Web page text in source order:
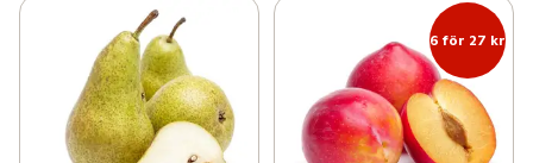
6 för 27 kr